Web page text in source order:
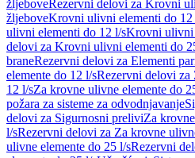
žljeboveRezervni delovi za Krovni
žljeboveKrovni ulivni elementi do 12
ulivni elementi do 12 l/sKrovni ulivni
delovi za Krovni ulivni elementi do
braneRezervni delovi za Elementi
elemente do 12 l/sRezervni delovi za
12 l/sZa krovne ulivne elemente do
požara za sisteme za odvodnjavanje
delovi za Sigurnosni preliviZa
l/sRezervni delovi za Za krovne
ulivne elemente do 25 l/sRezervni